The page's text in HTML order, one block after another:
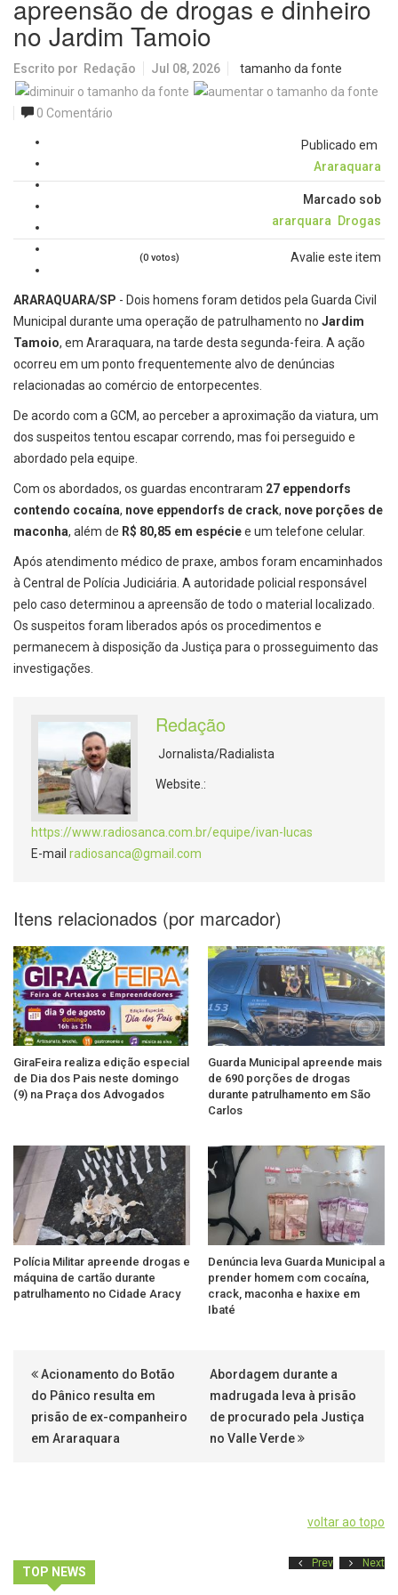
apreensão de drogas e dinheiro
no Jardim Tamoio
Escrito por Redação Jul 08, 2026 tamanho da fonte
0 Comentário
Publicado em
Araraquara
Marcado sob
ararquara
Drogas
Avalie este item
(0 votos)
ARARAQUARA/SP - Dois homens foram detidos pela Guarda Civil
Municipal durante uma operação de patrulhamento no Jardim
Tamoio, em Araraquara, na tarde desta segunda-feira. A ação
ocorreu em um ponto frequentemente alvo de denúncias
relacionadas ao comércio de entorpecentes.
De acordo com a GCM, ao perceber a aproximação da viatura, um
dos suspeitos tentou escapar correndo, mas foi perseguido e
abordado pela equipe.
Com os abordados, os guardas encontraram 27 eppendorfs
contendo cocaína, nove eppendorfs de crack, nove porções de
maconha, além de R$ 80,85 em espéciee um telefone celular.
Após atendimento médico de praxe, ambos foram encaminhados
à Central de Polícia Judiciária. A autoridade policial responsável
pelo caso determinou a apreensão de todo o material localizado.
Os suspeitos foram liberados após os procedimentos e
permanecem à disposição da Justiça para o prosseguimento das
investigações.
Redação
Jornalista/Radialista
Website.:
https://www.radiosanca.com.br/equipe/ivan-lucas
E-mail radiosanca@gmail.com
Itens relacionados (por marcador)
GiraFeira realiza edição especial
de Dia dos Pais neste domingo
(9) na Praça dos Advogados
Guarda Municipal apreende mais
de 690 porções de drogas
durante patrulhamento em São
Carlos
Polícia Militar apreende drogas e
máquina de cartão durante
patrulhamento no Cidade Aracy
Denúncia leva Guarda Municipal a
prender homem com cocaína,
crack, maconha e haxixe em
Ibaté
Acionamento do Botão
do Pânico resulta em
prisão de ex-companheiro
em Araraquara
Abordagem durante a
madrugada leva à prisão
de procurado pela Justiça
no Valle Verde
voltar ao topo
TOP NEWS
Prev Next